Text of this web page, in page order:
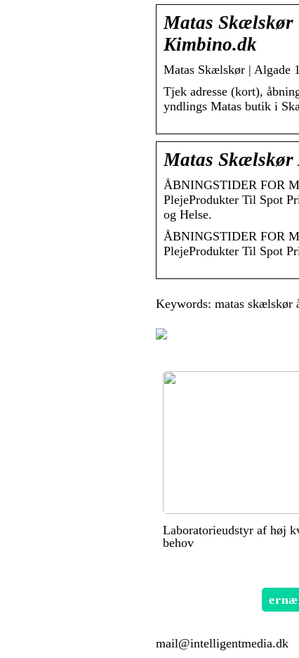
Matas Skælskør
Kimbino.dk
Matas Skælskør | Algade
Tjek adresse (kort),
yndlings Matas butik i
Matas Skælskør
ÅBNINGSTIDER FOR
PlejeProdukter Til Spot
og Helse.
ÅBNINGSTIDER FOR
PlejeProdukter Til Spot
Keywords: matas skælskør
Laboratorieudstyr af høj
behov
mail@intelligentmedia.dk